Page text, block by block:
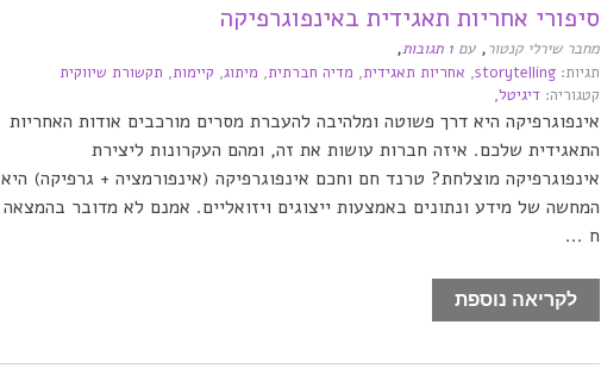
סיפורי אחריות תאגידית באינפוגרפיקה
מחבר שירלי קנטור,עם 1 תגובות ,
קטגוריה: דיגיטל,
תגיות: storytelling
, אחריות תאגידית, מדיה חברתית, מיתוג, קיימות, תקשורת שיווקית
אינפוגרפיקה היא דרך פשוטה ומלהיבה להעברת מסרים מורכבים אודות האחריות
התאגידית שלכם. איזה חברות עושות את זה, ומהם העקרונות ליצירת
אינפוגרפיקה מוצלחת? טרנד חם וחכם אינפוגרפיקה (אינפורמציה + גרפיקה) היא
המחשה של מידע ונתונים באמצעות ייצוגים ויזואליים. אמנם לא מדובר בהמצאה
ח ...
לקריאה נוספת